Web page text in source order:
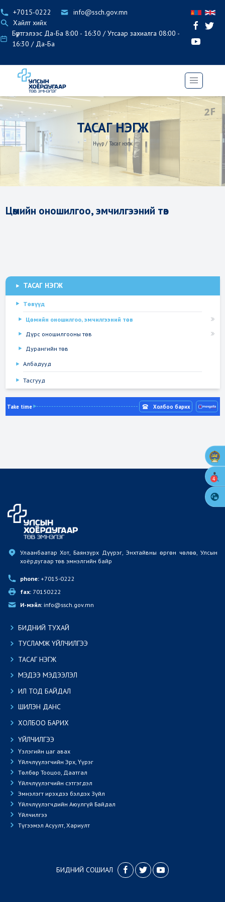
+7015-0222
info@ssch.gov.mn
Хайлт хийх
Бүртгэлээс Да-Ба 8:00 - 16:30 / Утсаар захиалга 08:00 -
16:30 / Да-Ба
ТАСАГ НЭГЖ
Нүүр / Тасаг нэгж
Цөмийн оношилгоо, эмчилгээний төв
ТАСАГ НЭГЖ
Төвүүд
Цөмийн оношилгоо, эмчилгээний төв
Дүрс оношилгооны төв
Дурангийн төв
Албадууд
Тасгууд
Take time Холбоо барих
Улаанбаатар Хот, Баянзүрх Дүүрэг, Энхтайвны өргөн чөлөө, Улсын
хоёрдугаар төв эмнэлгийн байр
phone: +7015-0222
fax: 70150222
И-мэйл: info@ssch.gov.mn
БИДНИЙ ТУХАЙ
ТУСЛАМЖ ҮЙЛЧИЛГЭЭ
ТАСАГ НЭГЖ
МЭДЭЭ МЭДЭЭЛЭЛ
ИЛ ТОД БАЙДАЛ
ШИЛЭН ДАНС
ХОЛБОО БАРИХ
ҮЙЛЧИЛГЭЭ
Үзлэгийн цаг авах
Үйлчлүүлэгчийн Эрх, Үүрэг
Төлбөр Тооцоо, Даатгал
Үйлчлүүлэгчийн сэтгэгдэл
Эмнэлэгт ирэхдээ бэлдэх Зүйл
Үйлчлүүлэгчдийн Аюулгүй Байдал
Үйлчилгээ
Түгээмэл Асуулт, Хариулт
БИДНИЙ СОШИАЛ
4